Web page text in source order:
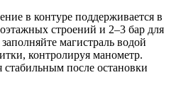
в контуре поддерживается в
строений и 2–3 бар для
магистраль водой
контролируя манометр.
стабильным после остановки